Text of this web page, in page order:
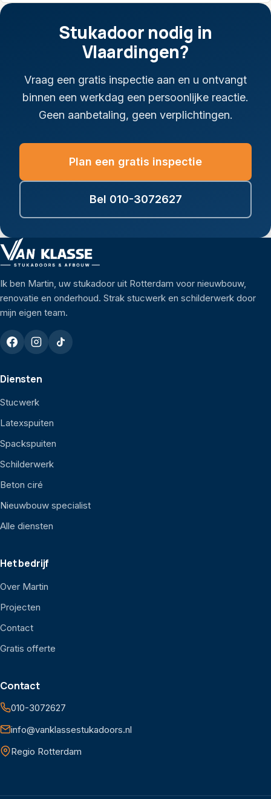
Stukadoor nodig in
Vlaardingen?
Vraag een gratis inspectie aan en u ontvangt
binnen een werkdag een persoonlijke reactie.
Geen aanbetaling, geen verplichtingen.
Plan een gratis inspectie
Bel 010-3072627
Ik ben Martin, uw stukadoor uit Rotterdam voor nieuwbouw,
renovatie en onderhoud. Strak stucwerk en schilderwerk door
mijn eigen team.
Diensten
Stucwerk
Latexspuiten
Spackspuiten
Schilderwerk
Beton ciré
Nieuwbouw specialist
Alle diensten
Het bedrijf
Over Martin
Projecten
Contact
Gratis offerte
Contact
010-3072627
info@vanklassestukadoors.nl
Regio Rotterdam